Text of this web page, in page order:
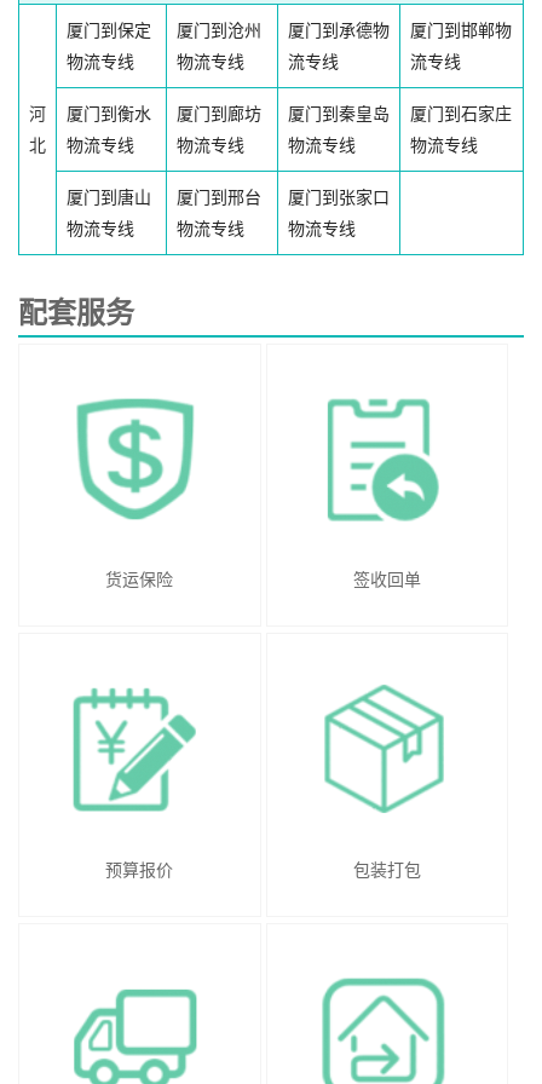
河
北
厦门到保定
物流专线
厦门到沧州
物流专线
厦门到承德物
流专线
厦门到邯郸物
流专线
厦门到衡水
物流专线
厦门到廊坊
物流专线
厦门到秦皇岛
物流专线
厦门到石家庄
物流专线
厦门到唐山
物流专线
厦门到邢台
物流专线
厦门到张家口
物流专线
配套服务
货运保险 签收回单
预算报价 包装打包